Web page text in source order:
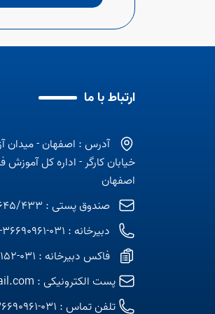
ارتباط با ما
آدرس : اصفهان - میدان
خیابان کارگر - اداره کل
اصفهان
صندوق پستی : 81645/433
دبیرخانه : 031-36690961-5
فاکس دبیرخانه : 031-36693152
پست الکترونیکی :
تلفن تماس : 031-36690961-5